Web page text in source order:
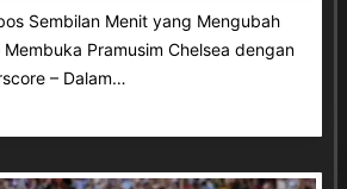
Sembilan Menit yang Mengubah
Pramusim Chelsea dengan
– Dalam…